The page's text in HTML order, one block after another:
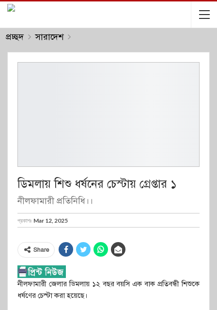
প্রচ্ছদ সারাদেশ
ডিমলায় শিশু ধর্ষনের চেস্টায় গ্রেপ্তার ১
নীলফামারী প্রতিনিধি।।
প্রকাশঃ Mar 12, 2025
Share
নীলফামারী জেলার ডিমলায় ১২ বছর বয়সি এক বাক প্রতিবন্ধী শিশুকে
ধর্ষণের চেস্টা করা হয়েছে।